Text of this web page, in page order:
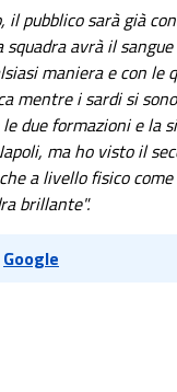
pubblico sarà già
avrà il
maniera e con le
mentre i sardi si
due formazioni e la
ma ho visto il
a livello fisico
brillante".
Google